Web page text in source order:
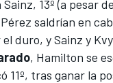
13º (a pesar
saldrían en
duro, y Sainz y
, Hamilton se
11º, tras ganar la